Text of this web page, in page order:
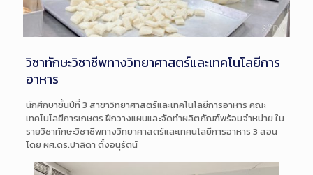
วิชาทักษะวิชาชีพทางวิทยาศาสตร์และเทคโนโลยีการ
อาหาร
นักศึกษาชั้นปีที่ 3 สาขาวิทยาศาสตร์และเทคโนโลยีการอาหาร คณะ
เทคโนโลยีการเกษตร ฝึกวางแผนและจัดทำผลิตภัณฑ์พร้อมจำหน่าย ใน
รายวิชาทักษะวิชาชีพทางวิทยาศาสตร์และเทคนโลยีการอาหาร 3 สอน
โดย ผศ.ดร.ปาลิดา ตั้งอนุรัตน์